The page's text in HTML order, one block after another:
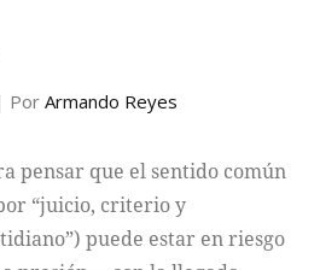
PorArmando Reyes
pensar que el sentido común
“juicio, criterio y
puede estar en riesgo